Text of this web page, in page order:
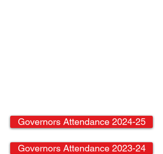
Governors Attendance 2024-25
Governors Attendance 2023-24